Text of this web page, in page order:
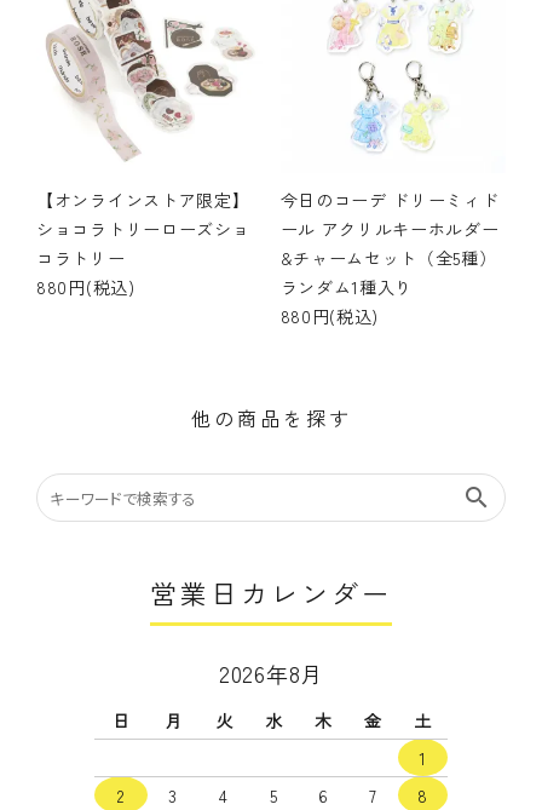
【オンラインストア限定】
ショコラトリーローズショ
コラトリー
880円(税込)
今日のコーデ ドリーミィド
ール アクリルキーホルダー
&チャームセット（全5種）
ランダム1種入り
880円(税込)
他の商品を探す
search
営業日カレンダー
2026年8月
日 月 火 水 木 金
土
1
2
3 4 5 6 7
8